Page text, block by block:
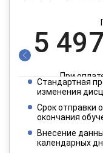
5
При
2
При
Стандартная
изменения
Срок отправки
окончания
Внесение
календарных